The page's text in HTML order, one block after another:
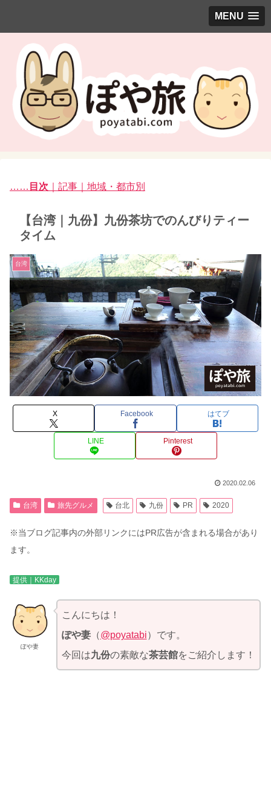
MENU
…… 目次 ｜記事｜地域・都市別
【台湾｜九份】九份茶坊でのんびりティー
タイム
台湾
X Facebook はてブ
LINE Pinterest
2020.02.06
台湾 旅先グルメ 台北 九份 PR 2020
※当ブログ記事内の外部リンクにはPR広告が含まれる場合があり
ます。
提供｜KKday
ぽや妻
こんにちは！
ぽや妻（@poyatabi）です。
今回は九份の素敵な茶芸館をご紹介します！